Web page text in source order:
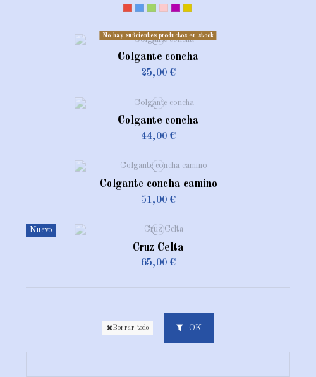
RojoAzulVerdeRosavioletaDorado
No hay suficientes productos en stock
Colgante concha
25,00 €
Colgante concha
44,00 €
Colgante concha camino
51,00 €
Nuevo
Cruz Celta
65,00 €
Borrar todo OK